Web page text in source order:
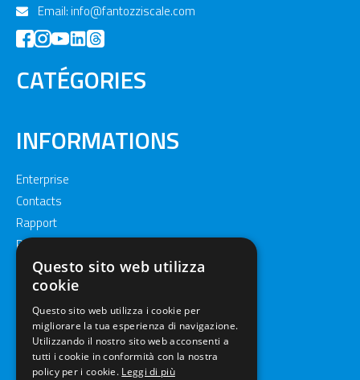
Email: info@fantozziscale.com
CATÉGORIES
INFORMATIONS
Enterprise
Contacts
Rapport
Privacy policy
Cookie policy
Questo sito web utilizza
cookie
Questo sito web utilizza i cookie per
migliorare la tua esperienza di navigazione.
Utilizzando il nostro sito web acconsenti a
tutti i cookie in conformità con la nostra
policy per i cookie. Leggi di più